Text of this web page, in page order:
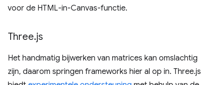
voor de HTML-in-Canvas-functie.
Three.js
Het handmatig bijwerken van matrices kan omslachtig
zijn, daarom springen frameworks hier al op in. Three.js